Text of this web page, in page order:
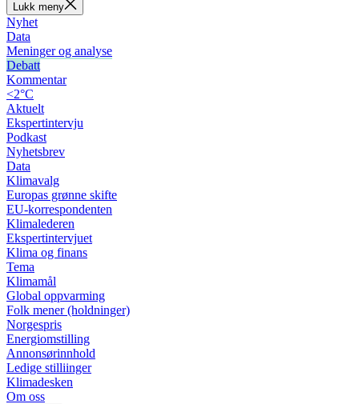
Lukk meny
Nyhet
Data
Meninger og analyse
Debatt
Kommentar
<2°C
Aktuelt
Ekspertintervju
Podkast
Nyhetsbrev
Data
Klimavalg
Europas grønne skifte
EU-korrespondenten
Klimalederen
Ekspertintervjuet
Klima og finans
Tema
Klimamål
Global oppvarming
Folk mener (holdninger)
Norgespris
Energiomstilling
Annonsørinnhold
Ledige stilliinger
Klimadesken
Om oss